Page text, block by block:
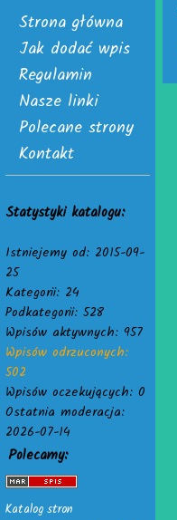
Strona główna
Jak dodać wpis
Regulamin
Nasze linki
Polecane strony
Kontakt
Statystyki katalogu:
Istniejemy od: 2015-09-
25
Kategorii: 24
Podkategorii: 528
Wpisów aktywnych: 957
Wpisów odrzuconych:
502
Wpisów oczekujących: 0
Ostatnia moderacja:
2026-07-14
Polecamy:
Katalog stron